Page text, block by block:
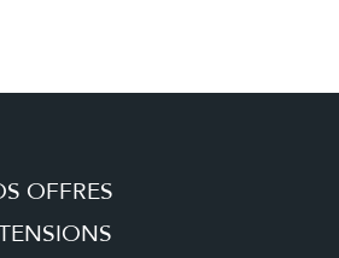
OFFRES